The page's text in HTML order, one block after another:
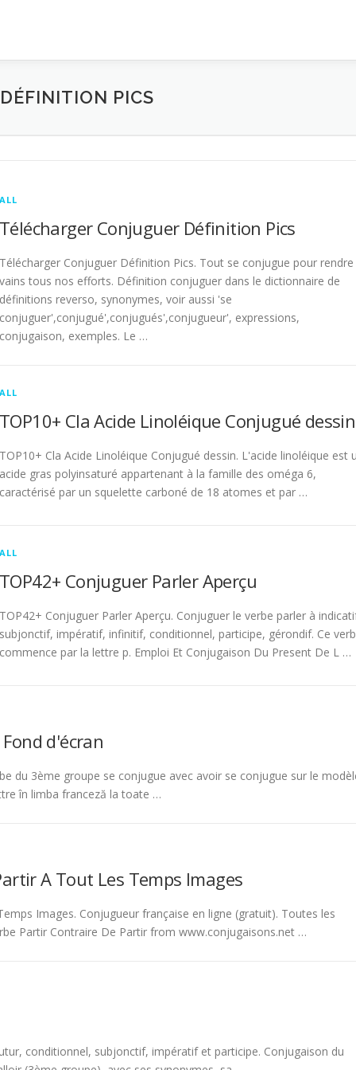
PICS
ALL
Télécharger Conjuguer Définition Pics
Télécharger Conjuguer Définition Pics. Tout se conjugue pour rendre
vains tous nos efforts. Définition conjuguer dans le dictionnaire de
définitions reverso, synonymes, voir aussi 'se
conjuguer',conjugué',conjugués',conjugueur', expressions,
conjugaison, exemples. Le …
ALL
TOP10+ Cla Acide Linoléique Conjugué dessin
TOP10+ Cla Acide Linoléique Conjugué dessin. L'acide linoléique est
acide gras polyinsaturé appartenant à la famille des oméga 6,
caractérisé par un squelette carboné de 18 atomes et par …
ALL
TOP42+ Conjuguer Parler Aperçu
TOP42+ Conjuguer Parler Aperçu. Conjuguer le verbe parler à
subjonctif, impératif, infinitif, conditionnel, participe, gérondif. Ce
commence par la lettre p. Emploi Et Conjugaison Du Present De L …
d'écran
du 3ème groupe se conjugue avec avoir se conjugue sur le
în limba franceză la toate …
A Tout Les Temps Images
Images. Conjugueur française en ligne (gratuit). Toutes les
Partir Contraire De Partir from www.conjugaisons.net …
conditionnel, subjonctif, impératif et participe. Conjugaison du